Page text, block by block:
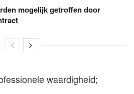
mogelijk getroffen door
waardigheid;